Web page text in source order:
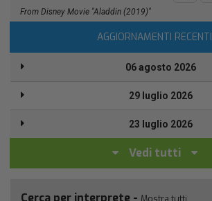
From Disney Movie "Aladdin (2019)"
AGGIORNAMENTI RECENTI
06 agosto 2026
29 luglio 2026
23 luglio 2026
Vedi tutti
Cerca per interprete - Mostra tutti